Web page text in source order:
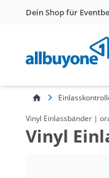
Dein Shop für
Vinyl Einlassbänder |
Vinyl